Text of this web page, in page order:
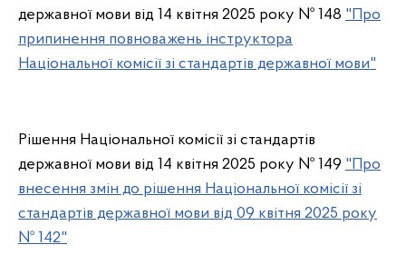
державної мови від 14 квітня 2025 року № 148 "Про
припинення повноважень інструктора
Національної комісії зі стандартів державної мови"
Рішення Національної комісії зі стандартів
державної мови від 14 квітня 2025 року № 149 "Про
внесення змін до рішення Національної комісії зі
стандартів державної мови від 09 квітня 2025 року
№ 142"